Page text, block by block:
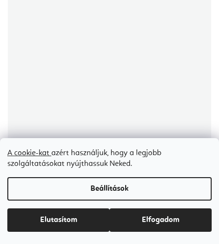
A cookie-kat azért használjuk, hogy a legjobb
szolgáltatásokat nyújthassuk Neked.
Beállítások
Elutasítom Elfogadom
Align Pilates Combo szék III
Ideiglenesen elfogyott